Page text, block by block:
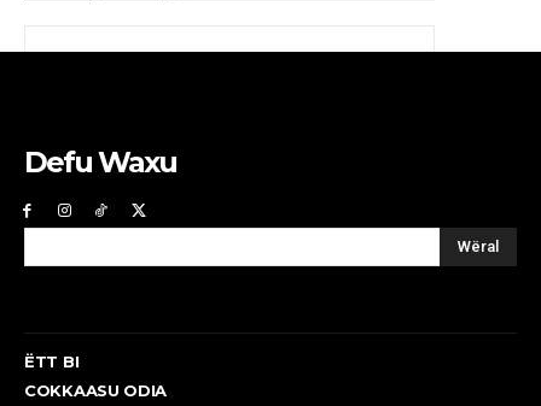
Defu Waxu
Wëral
ËTT BI
COKKAASU ODIA